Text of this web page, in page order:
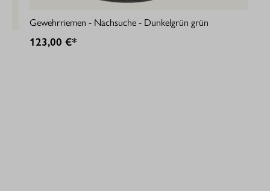
Gewehrriemen - Nachsuche - Dunkelgrün grün
123,00 €*